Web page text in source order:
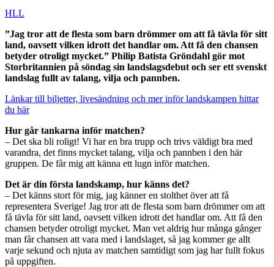
HLL
”Jag tror att de flesta som barn drömmer om att få tävla för sitt
land, oavsett vilken idrott det handlar om. Att få den chansen
betyder otroligt mycket.” Philip Batista Gröndahl gör mot
Storbritannien på söndag sin landslagsdebut och ser ett svenskt
landslag fullt av talang, vilja och pannben.
Länkar till biljetter, livesändning och mer inför landskampen hittar
du här
Hur går tankarna inför matchen?
– Det ska bli roligt! Vi har en bra trupp och trivs väldigt bra med
varandra, det finns mycket talang, vilja och pannben i den här
gruppen. De får mig att känna ett lugn inför matchen.
Det är din första landskamp, hur känns det?
– Det känns stort för mig, jag känner en stolthet över att få
representera Sverige! Jag tror att de flesta som barn drömmer om att
få tävla för sitt land, oavsett vilken idrott det handlar om. Att få den
chansen betyder otroligt mycket. Man vet aldrig hur många gånger
man får chansen att vara med i landslaget, så jag kommer ge allt
varje sekund och njuta av matchen samtidigt som jag har fullt fokus
på uppgiften.